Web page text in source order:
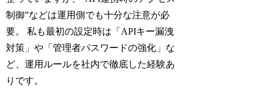
制御”などは運用側でも十分な注意が必
要。 私も最初の設定時は「APIキー漏洩
対策」や「管理者パスワードの強化」な
ど、運用ルールを社内で徹底した経験あ
りです。